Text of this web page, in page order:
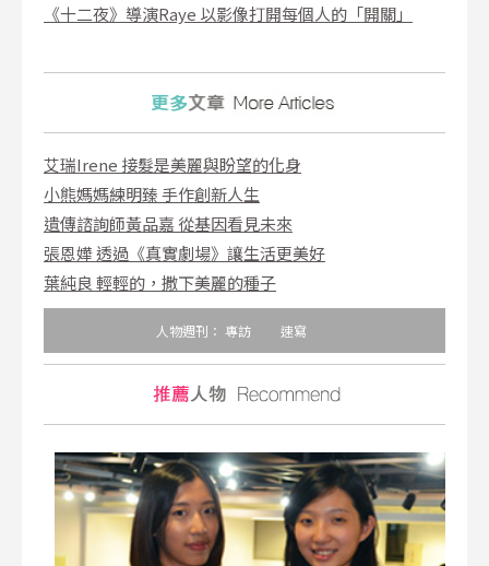
《十二夜》導演Raye 以影像打開每個人的「開關」
艾瑞Irene 接髮是美麗與盼望的化身
小熊媽媽練明臻 手作創新人生
遺傳諮詢師黃品嘉 從基因看見未來
張恩嬅 透過《真實劇場》讓生活更美好
葉純良 輕輕的，撒下美麗的種子
人物週刊： 專訪 速寫